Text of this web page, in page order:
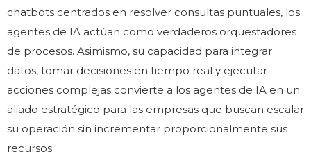
chatbots centrados en resolver consultas puntuales, los
agentes de IA actúan como verdaderos orquestadores
de procesos. Asimismo, su capacidad para integrar
datos, tomar decisiones en tiempo real y ejecutar
acciones complejas convierte a los agentes de IA en un
aliado estratégico para las empresas que buscan escalar
su operación sin incrementar proporcionalmente sus
recursos.